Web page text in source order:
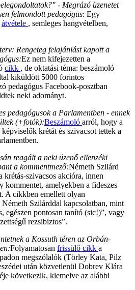
- Megrázó üzenetet
felmondott pedagógus: Egy
átvétele , semleges hangvételben,
Rengeteg felajánlást kapott a
Ez nem kifejezetten a
cikk , de oktatási téma: beszámoló
kiküldött 5000 forintos
pedagógus Facebook-posztban
neki adományt.
pedagógusok a Parlamentben - ennek
(+fotók):Beszámoló arról, hogy a
krétát és szivacsot tettek a
reagált a neki üzenő ellenzéki
a kommentmező:Németh Szilárd
krétás-szivacsos akcióra, innen
kommentet, amelyekben a fideszes
A cikkben emellett olyan
Szilárddal kapcsolatban, mint
egészen pontosan tanító (sic!)”, vagy
rezsibiztos”.
a Kossuth téren az Orbán-
Folyamatosan frissülő cikk a
megszólalók (Törley Kata, Pilz
után közvetlenül Dobrev Klára
következik, kiemelve az alábbi